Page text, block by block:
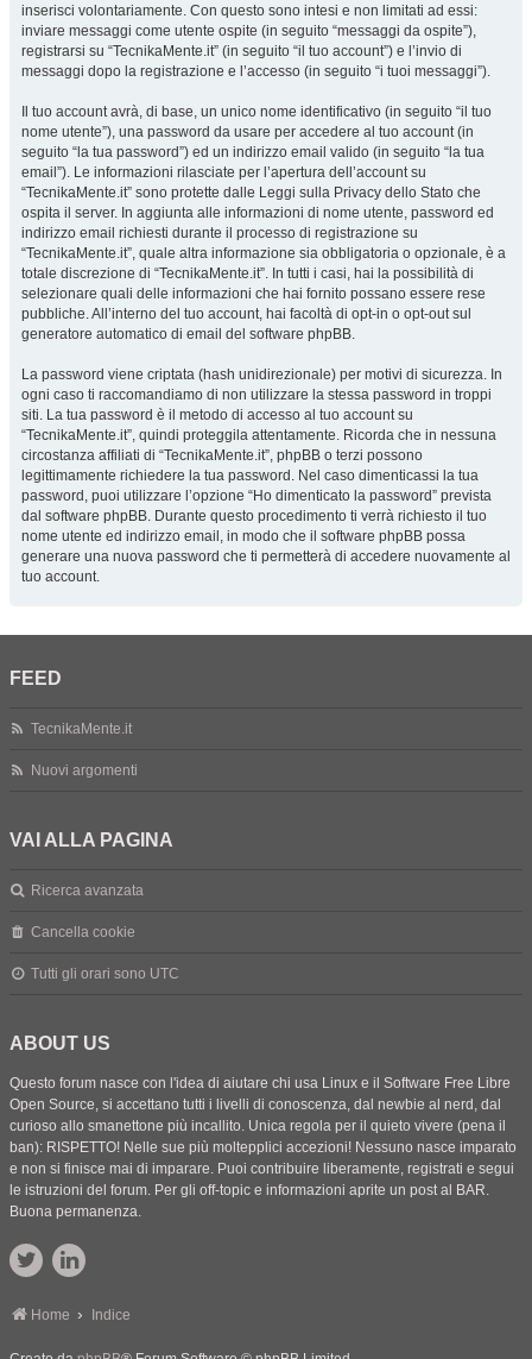
inserisci volontariamente. Con questo sono intesi e non limitati ad essi:
inviare messaggi come utente ospite (in seguito “messaggi da ospite”),
registrarsi su “TecnikaMente.it” (in seguito “il tuo account”) e l’invio di
messaggi dopo la registrazione e l’accesso (in seguito “i tuoi messaggi”).
Il tuo account avrà, di base, un unico nome identificativo (in seguito “il tuo
nome utente”), una password da usare per accedere al tuo account (in
seguito “la tua password”) ed un indirizzo email valido (in seguito “la tua
email”). Le informazioni rilasciate per l’apertura dell’account su
“TecnikaMente.it” sono protette dalle Leggi sulla Privacy dello Stato che
ospita il server. In aggiunta alle informazioni di nome utente, password ed
indirizzo email richiesti durante il processo di registrazione su
“TecnikaMente.it”, quale altra informazione sia obbligatoria o opzionale, è a
totale discrezione di “TecnikaMente.it”. In tutti i casi, hai la possibilità di
selezionare quali delle informazioni che hai fornito possano essere rese
pubbliche. All’interno del tuo account, hai facoltà di opt-in o opt-out sul
generatore automatico di email del software phpBB.
La password viene criptata (hash unidirezionale) per motivi di sicurezza. In
ogni caso ti raccomandiamo di non utilizzare la stessa password in troppi
siti. La tua password è il metodo di accesso al tuo account su
“TecnikaMente.it”, quindi proteggila attentamente. Ricorda che in nessuna
circostanza affiliati di “TecnikaMente.it”, phpBB o terzi possono
legittimamente richiedere la tua password. Nel caso dimenticassi la tua
password, puoi utilizzare l’opzione “Ho dimenticato la password” prevista
dal software phpBB. Durante questo procedimento ti verrà richiesto il tuo
nome utente ed indirizzo email, in modo che il software phpBB possa
generare una nuova password che ti permetterà di accedere nuovamente al
tuo account.
FEED
TecnikaMente.it
Nuovi argomenti
VAI ALLA PAGINA
Ricerca avanzata
Cancella cookie
Tutti gli orari sono UTC
ABOUT US
Questo forum nasce con l'idea di aiutare chi usa Linux e il Software Free Libre
Open Source, si accettano tutti i livelli di conoscenza, dal newbie al nerd, dal
curioso allo smanettone più incallito. Unica regola per il quieto vivere (pena il
ban): RISPETTO! Nelle sue più moltepplici accezioni! Nessuno nasce imparato
e non si finisce mai di imparare. Puoi contribuire liberamente, registrati e segui
le istruzioni del forum. Per gli off-topic e informazioni aprite un post al BAR.
Buona permanenza.
Home Indice